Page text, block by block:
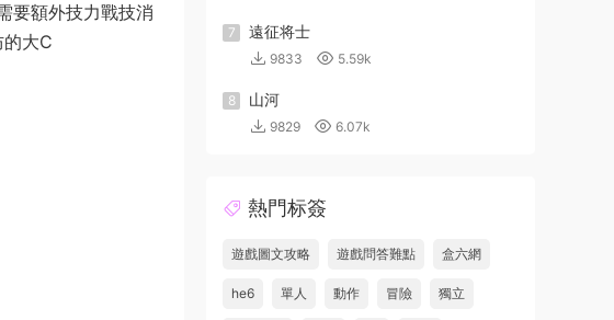
要額外技力戰技消
大C
7 遠征将士
9833 5.59k
8 山河
9829 6.07k
熱門标簽
遊戲圖文攻略 遊戲問答難點 盒六網
he6 單人 動作 冒險 獨立